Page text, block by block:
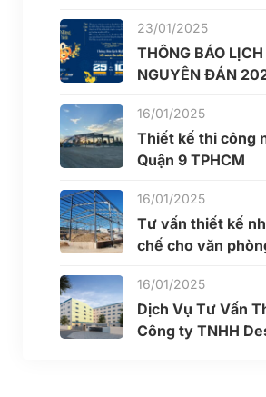
23/01/2025
THÔNG BÁO
NGUYÊN ĐÁN
16/01/2025
Thiết kế thi công
Quận 9 TPHCM
16/01/2025
Tư vấn thiết kế
chế cho văn
16/01/2025
Dịch Vụ Tư Vấn
Công ty TNHH